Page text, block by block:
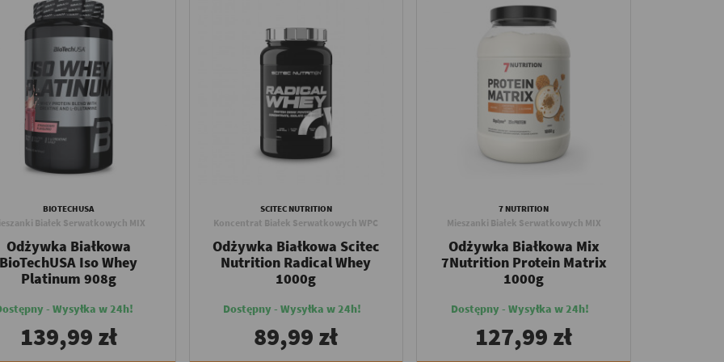
BIOTECHUSA
Białek Serwatkowych MIX
Odżywka Białkowa
BioTechUSA Iso Whey
Platinum 908g
- Wysyłka w 24h!
139,99 zł
SCITEC NUTRITION
Koncentrat Białek Serwatkowych WPC
Odżywka Białkowa Scitec
Nutrition Radical Whey
1000g
Dostępny - Wysyłka w 24h!
89,99 zł
7 NUTRITION
Mieszanki Białek Serwatkowych MIX
Odżywka Białkowa Mix
7Nutrition Protein Matrix
1000g
Dostępny - Wysyłka w 24h!
127,99 zł